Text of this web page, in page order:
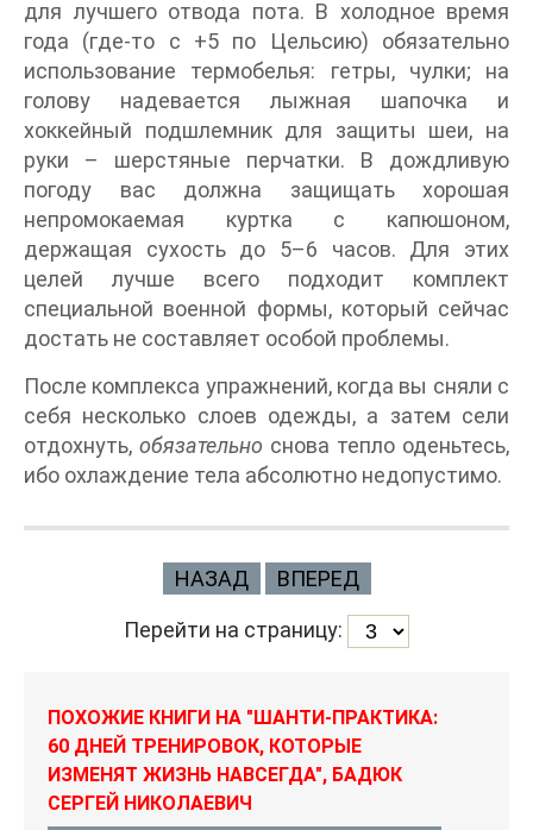
для лучшего отвода пота. В холодное время
года (где-то с +5 по Цельсию) обязательно
использование термобелья: гетры, чулки; на
голову надевается лыжная шапочка и
хоккейный подшлемник для защиты шеи, на
руки – шерстяные перчатки. В дождливую
погоду вас должна защищать хорошая
непромокаемая куртка с капюшоном,
держащая сухость до 5–6 часов. Для этих
целей лучше всего подходит комплект
специальной военной формы, который сейчас
достать не составляет особой проблемы.
После комплекса упражнений, когда вы сняли с
себя несколько слоев одежды, а затем сели
отдохнуть, обязательно снова тепло оденьтесь,
ибо охлаждение тела абсолютно недопустимо.
НАЗАД ВПЕРЕД
Перейти на страницу:
ПОХОЖИЕ КНИГИ НА "ШАНТИ-ПРАКТИКА:
60 ДНЕЙ ТРЕНИРОВОК, КОТОРЫЕ
ИЗМЕНЯТ ЖИЗНЬ НАВСЕГДА", БАДЮК
СЕРГЕЙ НИКОЛАЕВИЧ